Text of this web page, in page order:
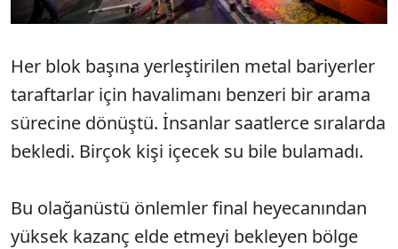
Her blok başına yerleştirilen metal bariyerler
taraftarlar için havalimanı benzeri bir arama
sürecine dönüştü. İnsanlar saatlerce sıralarda
bekledi. Birçok kişi içecek su bile bulamadı.
Bu olağanüstü önlemler final heyecanından
yüksek kazanç elde etmeyi bekleyen bölge